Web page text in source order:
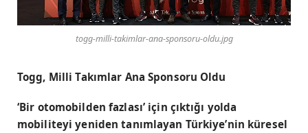
togg-milli-takimlar-ana-sponsoru-oldu.jpg
Togg, Milli Takımlar Ana Sponsoru Oldu
‘Bir otomobilden fazlası’ için çıktığı yolda
mobiliteyi yeniden tanımlayan Türkiye’nin küresel